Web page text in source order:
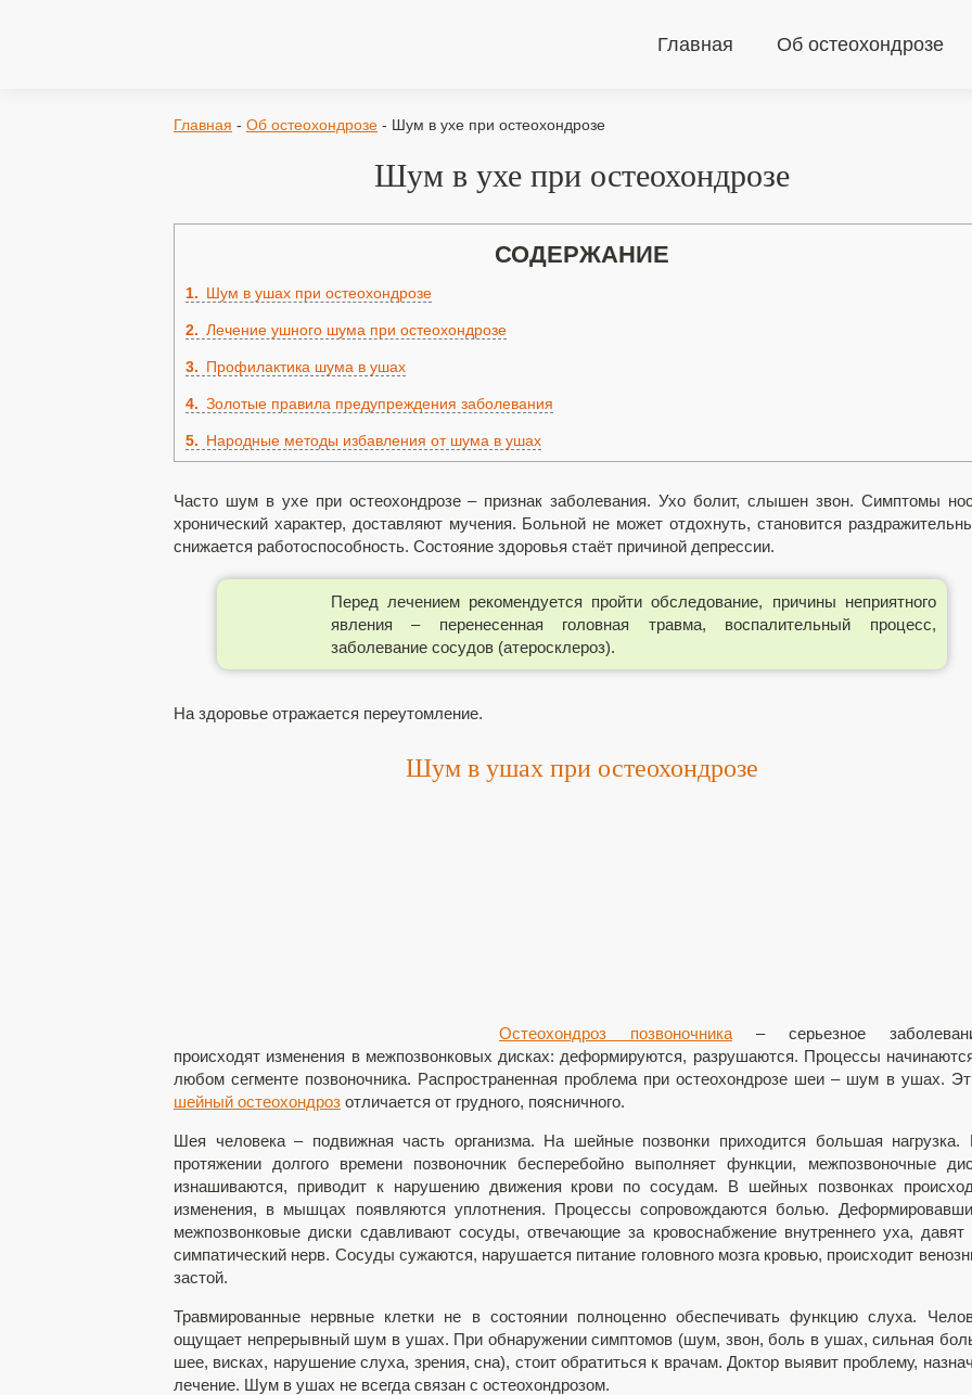
Главная Об остеохондрозе
Главная - Об остеохондрозе - Шум в ухе при остеохондрозе
Шум в ухе при остеохондрозе
СОДЕРЖАНИЕ
1 Шум в ушах при остеохондрозе
2 Лечение ушного шума при остеохондрозе
3 Профилактика шума в ушах
4 Золотые правила предупреждения заболевания
5 Народные методы избавления от шума в ушах
Часто шум в ухе при остеохондрозе – признак заболевания. Ухо болит, слышен звон. Симптомы
хронический характер, доставляют мучения. Больной не может отдохнуть, становится
снижается работоспособность. Состояние здоровья стаёт причиной депрессии.
Перед лечением рекомендуется пройти обследование, причины неприятного
явления – перенесенная головная травма, воспалительный процесс,
заболевание сосудов (атеросклероз).
На здоровье отражается переутомление.
Шум в ушах при остеохондрозе
Остеохондроз позвоночника– серьезное
происходят изменения в межпозвонковых дисках: деформируются, разрушаются. Процессы
любом сегменте позвоночника. Распространенная проблема при остеохондрозе шеи – шум в ушах.
шейный остеохондроз отличается от грудного, поясничного.
Шея человека – подвижная часть организма. На шейные позвонки приходится большая нагрузка.
протяжении долгого времени позвоночник бесперебойно выполняет функции, межпозвоночные
изнашиваются, приводит к нарушению движения крови по сосудам. В шейных позвонках
изменения, в мышцах появляются уплотнения. Процессы сопровождаются болью.
межпозвонковые диски сдавливают сосуды, отвечающие за кровоснабжение внутреннего уха, давят
симпатический нерв. Сосуды сужаются, нарушается питание головного мозга кровью, происходит
застой.
Травмированные нервные клетки не в состоянии полноценно обеспечивать функцию слуха.
ощущает непрерывный шум в ушах. При обнаружении симптомов (шум, звон, боль в ушах, сильная
шее, висках, нарушение слуха, зрения, сна), стоит обратиться к врачам. Доктор выявит проблему,
лечение. Шум в ушах не всегда связан с остеохондрозом.